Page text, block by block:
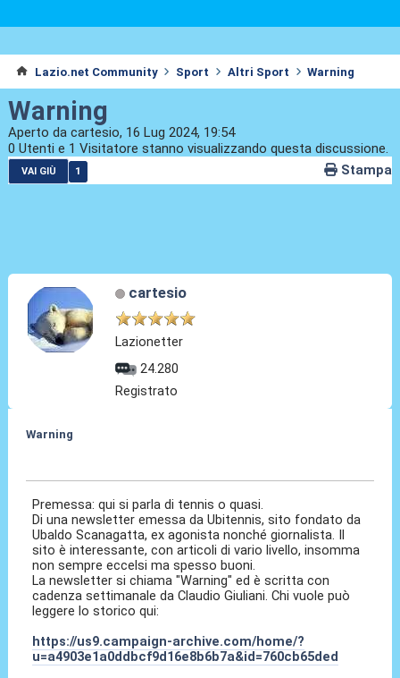
Lazio.net Community Sport Altri Sport Warning
Warning
Aperto da cartesio, 16 Lug 2024, 19:54
0 Utenti e 1 Visitatore stanno visualizzando questa discussione.
VAI GIÙ 1 Stampa
cartesio
Lazionetter
24.280
Registrato
Warning
Premessa: qui si parla di tennis o quasi.
Di una newsletter emessa da Ubitennis, sito fondato da
Ubaldo Scanagatta, ex agonista nonché giornalista. Il
sito è interessante, con articoli di vario livello, insomma
non sempre eccelsi ma spesso buoni.
La newsletter si chiama "Warning" ed è scritta con
cadenza settimanale da Claudio Giuliani. Chi vuole può
leggere lo storico qui:
https://us9.campaign-archive.com/home/?
u=a4903e1a0ddbcf9d16e8b6b7a&id=760cb65ded